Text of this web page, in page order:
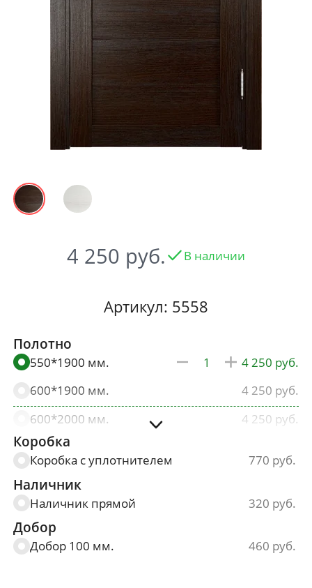
4 250 В наличии
Артикул: 5558
Полотно
550*1900 мм.
4 250
600*1900 мм.
4 250
600*2000 мм.
4 250
700*2000 мм.
900*2000 мм.
4 250
Коробка
Коробка с уплотнителем 770
Наличник
Наличник прямой 320
Добор
Добор 100 мм. 460